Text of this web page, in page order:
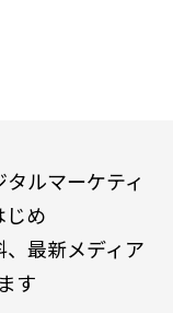
ルマーケティ
じめ
最新メディア
す